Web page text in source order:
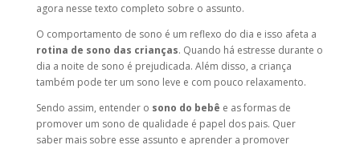
agora nesse texto completo sobre o assunto.
O comportamento de sono é um reflexo do dia e isso afeta a
rotina de sono das crianças. Quando há estresse durante o
dia a noite de sono é prejudicada. Além disso, a criança
também pode ter um sono leve e com pouco relaxamento.
Sendo assim, entender o sono do bebê e as formas de
promover um sono de qualidade é papel dos pais. Quer
saber mais sobre esse assunto e aprender a promover